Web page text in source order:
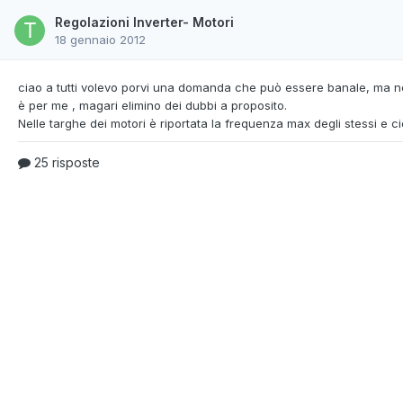
Regolazioni Inverter- Motori
18 gennaio 2012
ciao a tutti volevo porvi una domanda che può essere banale, ma
è per me , magari elimino dei dubbi a proposito.
25 risposte